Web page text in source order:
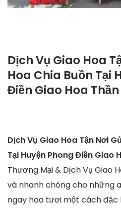
Dịch Vụ Giao Hoa
Hoa Chia Buồn Tại
Điền Giao Hoa
Dịch Vụ Giao Hoa Tận Nơi
Tại Huyện Phong Điền Giao
Thương Mại & Dịch Vụ Giao
và nhanh chóng cho những
ngay hoa tươi một cách